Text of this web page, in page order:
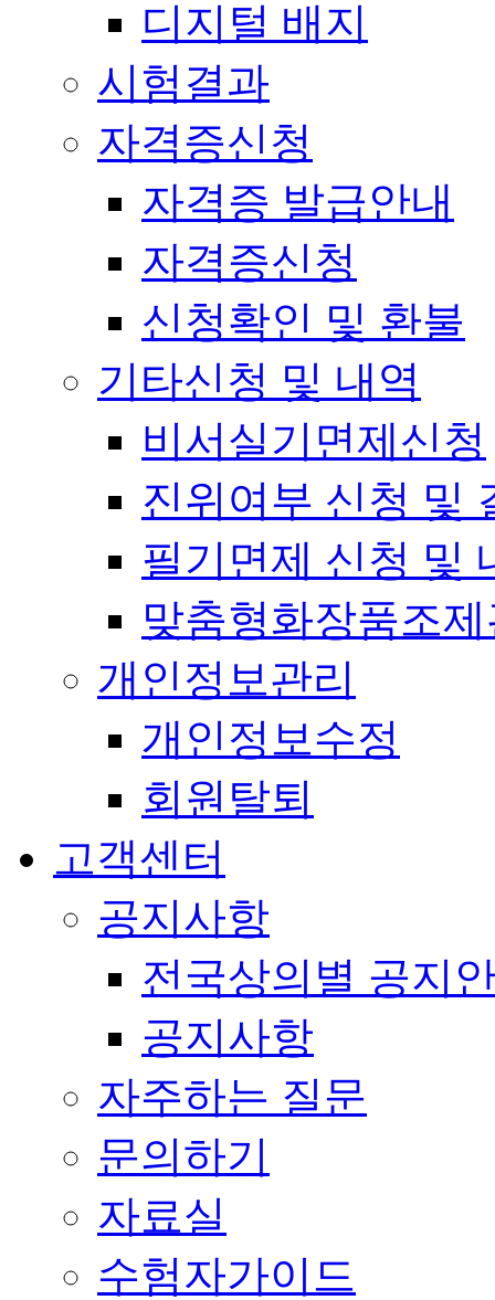
디지털 배지
시험결과
자격증신청
자격증 발급안내
자격증신청
신청확인 및 환불
기타신청 및 내역
비서실기면제신청
진위여부 신청 및
필기면제 신청 및
맞춤형화장품조
개인정보관리
개인정보수정
회원탈퇴
고객센터
공지사항
전국상의별 공지
공지사항
자주하는 질문
문의하기
자료실
수험자가이드